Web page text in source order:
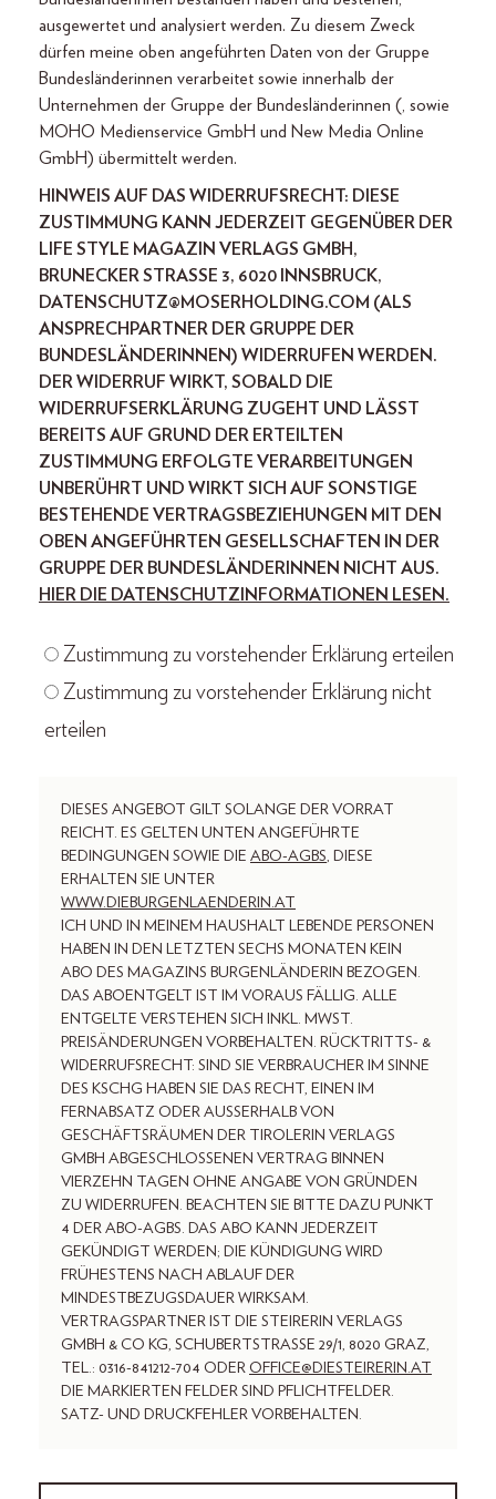
ausgewertet und analysiert werden. Zu diesem Zweck
dürfen meine oben angeführten Daten von der Gruppe
Bundesländerinnen verarbeitet sowie innerhalb der
Unternehmen der Gruppe der Bundesländerinnen (, sowie
MOHO Medienservice GmbH und New Media Online
GmbH) übermittelt werden.
HINWEIS AUF DAS WIDERRUFSRECHT: DIESE
ZUSTIMMUNG KANN JEDERZEIT GEGENÜBER DER
LIFE STYLE MAGAZIN VERLAGS GMBH,
BRUNECKER STRASSE 3, 6020 INNSBRUCK, D
ATENSCHUTZ@MOSERHOLDING.COM (ALS A
NSPRECHPARTNER DER GRUPPE DER
BUNDESLÄNDERINNEN) WIDERRUFEN WERDEN. D
ER WIDERRUF WIRKT, SOBALD DIE W
IDERRUFSERKLÄRUNG ZUGEHT UND LÄSST
BEREITS AUF GRUND DER ERTEILTEN Z
USTIMMUNG ERFOLGTE VERARBEITUNGEN U
NBERÜHRT UND WIRKT SICH AUF SONSTIGE B
ESTEHENDE VERTRAGSBEZIEHUNGEN MIT DEN O
BEN ANGEFÜHRTEN GESELLSCHAFTEN IN DER G
RUPPE DER BUNDESLÄNDERINNEN NICHT AUS.
HIER DIE DATENSCHUTZINFORMATIONEN LESEN.
Zustimmung zu vorstehender Erklärung erteilen
Zustimmung zu vorstehender Erklärung nicht
erteilen
DIESES ANGEBOT GILT SOLANGE DER VORRAT
REICHT. ES GELTEN UNTEN ANGEFÜHRTE
BEDINGUNGEN SOWIE DIE ABO-AGBS, DIESE
ERHALTEN SIE UNTER
WWW.DIEBURGENLAENDERIN.AT
ICH UND IN MEINEM HAUSHALT LEBENDE PERSONEN
HABEN IN DEN LETZTEN SECHS MONATEN KEIN
ABO DES MAGAZINS BURGENLÄNDERIN BEZOGEN.
DAS ABOENTGELT IST IM VORAUS FÄLLIG. ALLE
ENTGELTE VERSTEHEN SICH INKL. MWST.
PREISÄNDERUNGEN VORBEHALTEN. RÜCKTRITTS- &
WIDERRUFSRECHT: SIND SIE VERBRAUCHER IM SINNE
DES KSCHG HABEN SIE DAS RECHT, EINEN IM
FERNABSATZ ODER AUSSERHALB VON
GESCHÄFTSRÄUMEN DER TIROLERIN VERLAGS
GMBH ABGESCHLOSSENEN VERTRAG BINNEN
VIERZEHN TAGEN OHNE ANGABE VON GRÜNDEN
ZU WIDERRUFEN. BEACHTEN SIE BITTE DAZU PUNKT
4 DER ABO-AGBS. DAS ABO KANN JEDERZEIT
GEKÜNDIGT WERDEN; DIE KÜNDIGUNG WIRD
FRÜHESTENS NACH ABLAUF DER
MINDESTBEZUGSDAUER WIRKSAM.
VERTRAGSPARTNER IST DIE STEIRERIN VERLAGS
GMBH & CO KG, SCHUBERTSTRASSE 29/1, 8020 GRAZ,
TEL.: 0316-841212-704 ODER OFFICE@DIESTEIRERIN.AT
DIE MARKIERTEN FELDER SIND PFLICHTFELDER.
SATZ- UND DRUCKFEHLER VORBEHALTEN.